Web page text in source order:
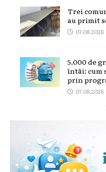
Trei
au primit
07.08.2026
5.000 de
întâi: cum
prin
07.08.2026